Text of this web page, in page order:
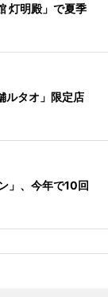
灯明殿」で夏季
ルタオ」限定店
」、今年で10回